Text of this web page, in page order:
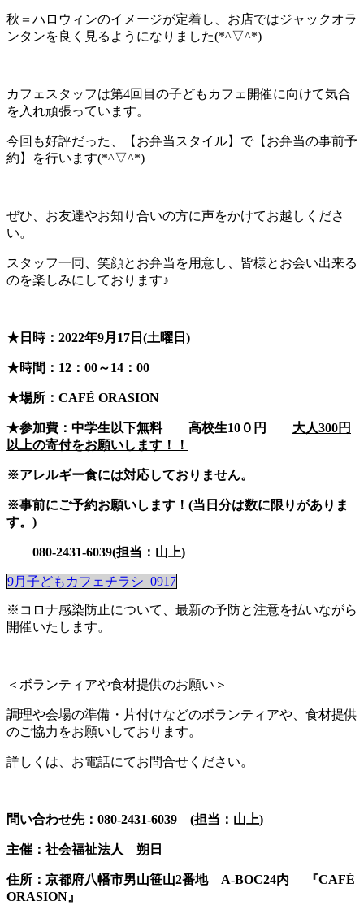
秋＝ハロウィンのイメージが定着し、お店ではジャックオラ
ンタンを良く見るようになりました(*^▽^*)
カフェスタッフは第4回目の子どもカフェ開催に向けて気合
を入れ頑張っています。
今回も好評だった、【お弁当スタイル】で【お弁当の事前予
約】を行います(*^▽^*)
ぜひ、お友達やお知り合いの方に声をかけてお越しくださ
い。
スタッフ一同、笑顔とお弁当を用意し、皆様とお会い出来る
のを楽しみにしております♪
★日時：2022年9月17日(土曜日)
★時間：12：00～14：00
★場所：CAFÉ ORASION
★参加費：中学生以下無料 高校生10０円 大人300円
以上の寄付をお願いします！！
※アレルギー食には対応しておりません。
※事前にご予約お願いします！(当日分は数に限りがありま
す。)
080-2431-6039(担当：山上)
9月子どもカフェチラシ_0917
※コロナ感染防止について、最新の予防と注意を払いながら
開催いたします。
＜ボランティアや食材提供のお願い＞
調理や会場の準備・片付けなどのボランティアや、食材提供
のご協力をお願いしております。
詳しくは、お電話にてお問合せください。
問い合わせ先：080-2431-6039 (担当：山上)
主催：社会福祉法人 朔日
住所：京都府八幡市男山笹山2番地 A-BOC24内 『CAFÉ
ORASION』